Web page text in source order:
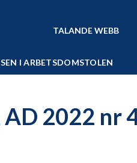
TALANDE WEBB
I ARBETSDOMSTOLEN
2022 nr